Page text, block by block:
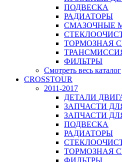
ПОДВЕСКА
РАДИАТОРЫ
СМАЗОЧНЫЕ
ТОРМОЗНАЯ
ФИЛЬТРЫ
Смотреть весь каталог
CROSSTOUR
2011-2017
ДЕТАЛИ
ЗАПЧАСТИ
ЗАПЧАСТИ
ПОДВЕСКА
РАДИАТОРЫ
ТОРМОЗНАЯ
ФИЛЬТРЫ